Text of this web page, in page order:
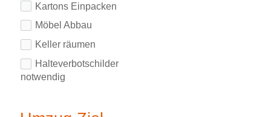
Kartons Einpacken
Möbel Abbau
Keller räumen
Halteverbotschilder
notwendig